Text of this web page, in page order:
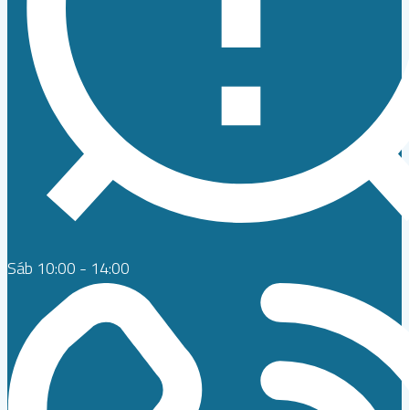
Sáb 10:00 - 14:00